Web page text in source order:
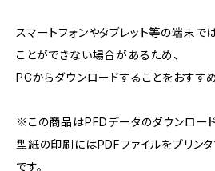
スマートフォンやタブレット等の端末で
ことができない場合があるため、
PCからダウンロードすることをおすすめ
※この商品はPFDデータのダウンロード
型紙の印刷にはPDFファイルをプリン
です。